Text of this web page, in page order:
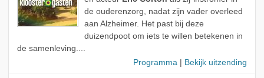
Gast
Acteur
Onderwerp
de ouderenzorg, nadat zijn vader overleed
aan Alzheimer. Het past bij deze
duizendpoot om iets te willen betekenen in
de samenleving....
Programma
Bekijk uitzending